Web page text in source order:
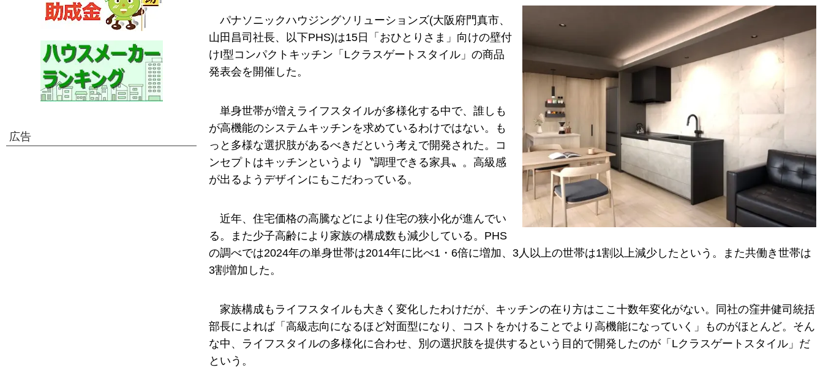
パナソニックハウジングソリューションズ(大阪府門真市、
山田昌司社長、以下PHS)は15日「おひとりさま」向けの壁付
けI型コンパクトキッチン「Lクラスゲートスタイル」の商品
発表会を開催した。
単身世帯が増えライフスタイルが多様化する中で、誰しも
が高機能のシステムキッチンを求めているわけではない。も
っと多様な選択肢があるべきだという考えで開発された。コ
ンセプトはキッチンというより〝調理できる家具〟。高級感
が出るようデザインにもこだわっている。
近年、住宅価格の高騰などにより住宅の狭小化が進んでい
る。また少子高齢により家族の構成数も減少している。PHS
の調べでは2024年の単身世帯は2014年に比べ1・6倍に増加、3人以上の世帯は1割以上減少したという。また共働き世帯は
3割増加した。
家族構成もライフスタイルも大きく変化したわけだが、キッチンの在り方はここ十数年変化がない。同社の窪井健司統括
部長によれば「高級志向になるほど対面型になり、コストをかけることでより高機能になっていく」ものがほとんど。そん
な中、ライフスタイルの多様化に合わせ、別の選択肢を提供するという目的で開発したのが「Lクラスゲートスタイル」だ
という。
広告